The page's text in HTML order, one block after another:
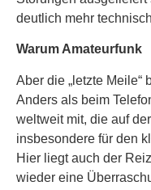
deutlich mehr
Warum Amateurfunk
Aber die „letzte Meile“
Anders als beim
weltweit mit, die auf
insbesondere für den
Hier liegt auch der
wieder eine